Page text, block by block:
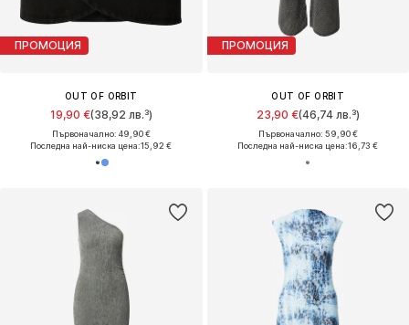
ПРОМОЦИЯ
OUT OF ORBIT
19,90 €(38,92 лв.³)
Първоначално: 49,90 €
Последна най-ниска цена:15,92 €
ПРОМОЦИЯ
OUT OF ORBIT
23,90 €(46,74 лв.³)
Първоначално: 59,90 €
Последна най-ниска цена:16,73 €